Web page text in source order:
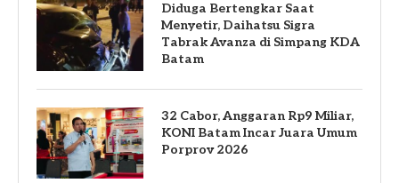
Diduga Bertengkar Saat
Menyetir, Daihatsu Sigra
Tabrak Avanza di Simpang KDA
Batam
32 Cabor, Anggaran Rp9 Miliar,
KONI Batam Incar Juara Umum
Porprov 2026